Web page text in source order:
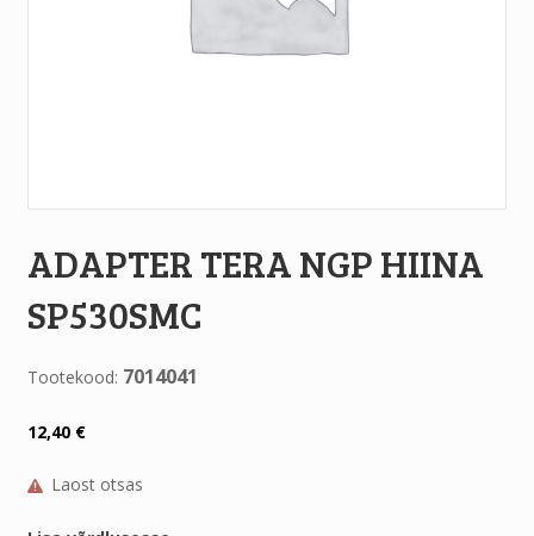
ADAPTER TERA NGP HIINA
SP530SMC
Tootekood: 7014041
12,40 €
Laost otsas